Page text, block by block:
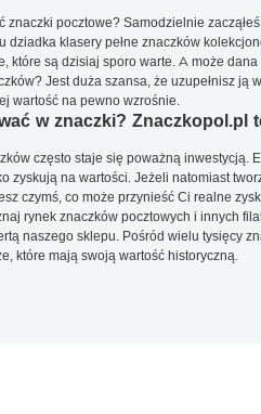
znaczki pocztowe? Samodzielnie
dziadka klasery pełne znaczków
które są dzisiaj sporo warte. A może
Jest duża szansa, że uzupełnisz ją
wartość na pewno wzrośnie.
w znaczki? Znaczkopol.pl
często staje się poważną inwestycją.
zyskują na wartości. Jeżeli natomiast
czymś, co może przynieść Ci realne
rynek znaczków pocztowych i innych
naszego sklepu. Pośród wielu tysięcy
które mają swoją wartość historyczną.